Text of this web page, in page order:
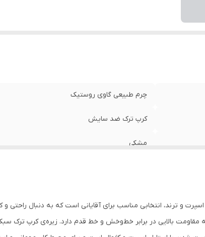
چرم طبیعی گاوی روستیک
کرپ ترک ضد سایش
مشکی
بالایی در برابر خط‌وخش و خط قدم دارد. زیره‌ی کرپ ترک